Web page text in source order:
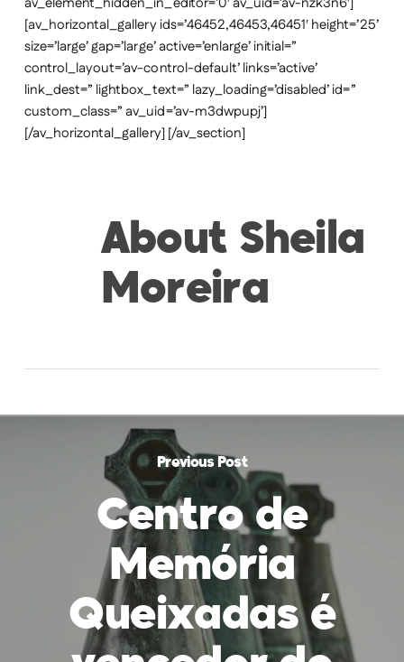
[av_horizontal_gallery ids=’46452,46453,46451′ height=’25’
size=’large’ gap=’large’ active=’enlarge’ initial=”
control_layout=’av-control-default’ links=’active’
link_dest=” lightbox_text=” lazy_loading=’disabled’ id=”
custom_class=” av_uid=’av-m3dwpupj’]
[/av_horizontal_gallery] [/av_section]
About Sheila
Moreira
Previous Post
Centro de
Memória
Queixadas é